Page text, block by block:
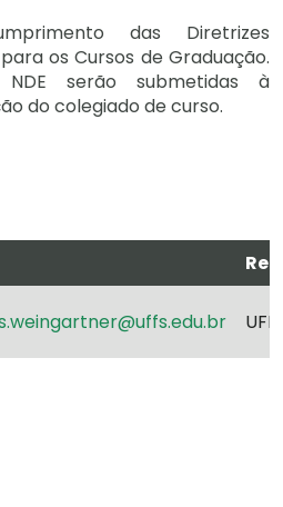
das Diretrizes
os Cursos de Graduação.
serão submetidas à
do colegiado de curso.